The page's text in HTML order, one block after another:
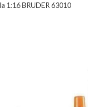
1:16 BRUDER 63010